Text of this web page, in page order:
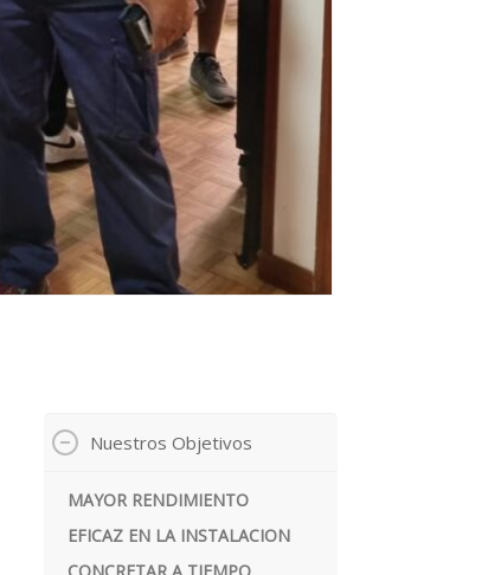
Nuestros Objetivos
MAYOR RENDIMIENTO
EFICAZ EN LA INSTALACION
CONCRETAR A TIEMPO